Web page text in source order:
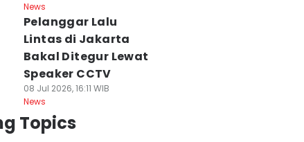
News
Pelanggar Lalu
Lintas di Jakarta
Bakal Ditegur Lewat
Speaker CCTV
08 Jul 2026, 16:11 WIB
News
Topics